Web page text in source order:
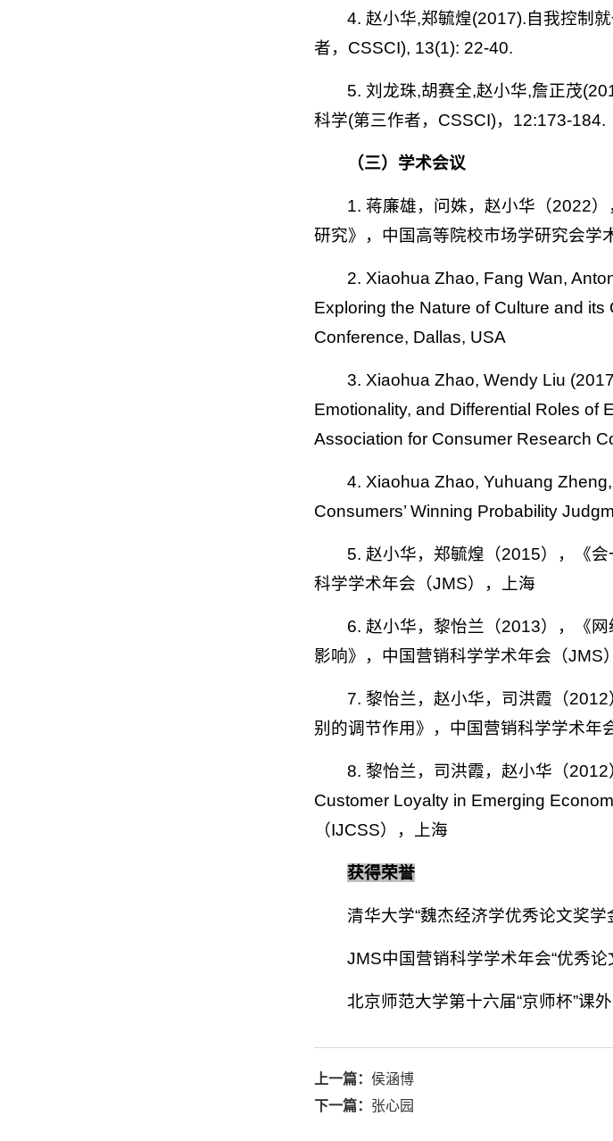
4. 赵小华,郑毓煌(2017).自我控制
者，CSSCI), 13(1): 22-40.
5. 刘龙珠,胡赛全,赵小华,詹正茂
科学(第三作者，CSSCI)，12:173-184.
（三） 学术会议
1. 蒋廉雄，问姝，赵小华（2022
研究》，中国高等院校市场学研究会学
2. Xiaohua Zhao, Fang Wan,
Exploring the Nature of Culture and
Conference, Dallas, USA
3. Xiaohua Zhao, Wendy Liu
Emotionality, and Differential Roles of
Association for Consumer Research
4. Xiaohua Zhao, Yuhuang
Consumers’ Winning Probability
5. 赵小华，郑毓煌（2015），《
科学学术年会（JMS），上海
6. 赵小华，黎怡兰（2013），《
影响》，中国营销科学学术年会（JMS
7. 黎怡兰，赵小华，司洪霞（
别的调节作用》，中国营销科学学术年
8. 黎怡兰，司洪霞，赵小华（
Customer Loyalty in Emerging
（IJCSS），上海
获得荣誉
清华大学“魏杰经济学优秀论文奖学
JMS中国营销科学学术年会“优秀论
北京师范大学第十六届“京师杯”课
上一篇： 侯涵博
下一篇： 张心园